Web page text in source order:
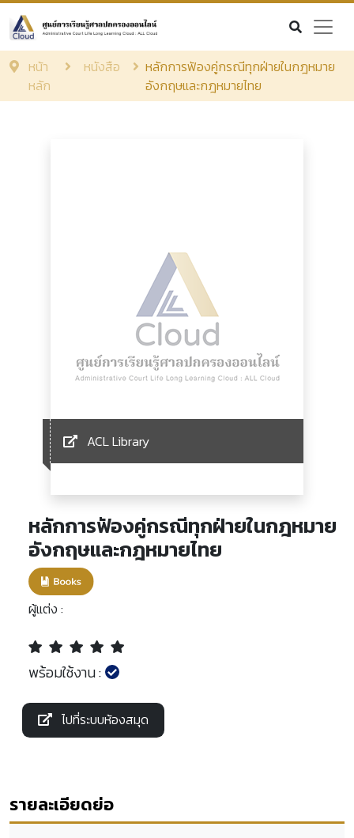
หน้า
หลัก
หนังสือ
หลักการฟัองคู่กรณีทุกฝ่ายในกฎหมาย
อังกฤษและกฎหมายไทย
ACL Library
หลักการฟัองคู่กรณีทุกฝ่ายในกฎหมาย
อังกฤษและกฎหมายไทย
ผู้แต่ง :
พร้อมใช้งาน :
ไปที่ระบบห้องสมุด
รายละเอียดย่อ